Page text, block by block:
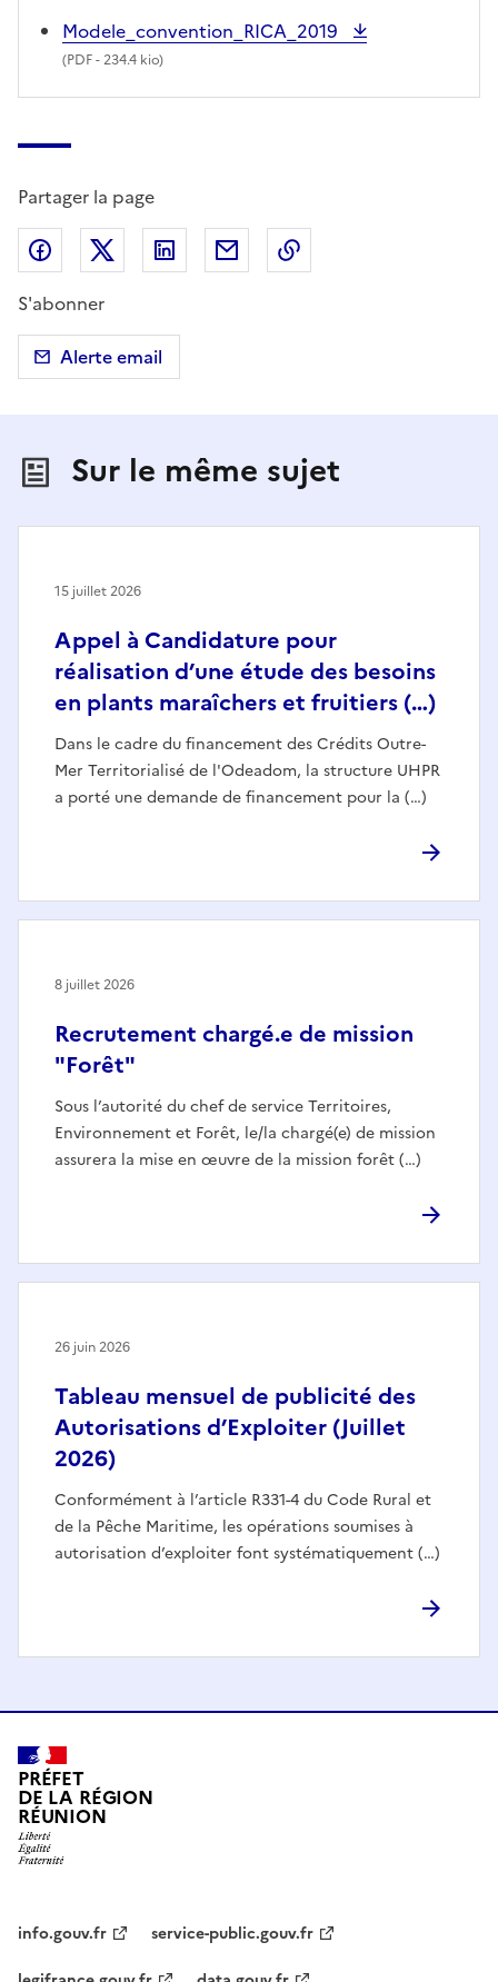
Modele_convention_RICA_2019
(PDF- 234.4 kio)
Partager la page
Partager sur Facebook
Partager sur X (anciennement Twitter)
Partager sur LinkedIn
Partager par email
S'abonner
Alerte email
Sur le même sujet
Appel à Candidature pour
réalisation d’une étude des besoins
en plants maraîchers et fruitiers (…)
Dans le cadre du financement des Crédits Outre-
Mer Territorialisé de l'Odeadom, la structure UHPR
a porté une demande de financement pour la (…)
15 juillet 2026
Recrutement chargé.e de mission
"Forêt"
Sous l’autorité du chef de service Territoires,
Environnement et Forêt, le/la chargé(e) de mission
assurera la mise en œuvre de la mission forêt (…)
8 juillet 2026
Tableau mensuel de publicité des
Autorisations d’Exploiter (Juillet
2026)
Conformément à l’article R331-4 du Code Rural et
de la Pêche Maritime, les opérations soumises à
autorisation d’exploiter font systématiquement (…)
26 juin 2026
PRÉFET
DE LA RÉGION
RÉUNION
info.gouv.fr
service-public.gouv.fr